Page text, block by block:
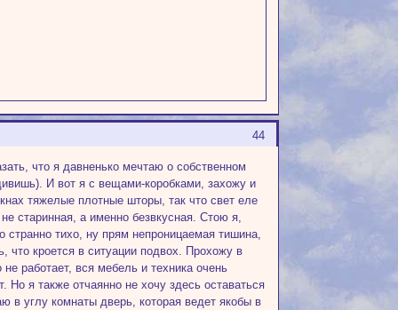
44
что я давненько мечтаю о собственном
И вот я с вещами-коробками, захожу и
тяжелые плотные шторы, так что свет еле
старинная, а именно безвкусная. Стою я,
тихо, ну прям непроницаемая тишина,
что кроется в ситуации подвох. Прохожу в
работает, вся мебель и техника очень
я также отчаянно не хочу здесь оставаться
в углу комнаты дверь, которая ведет якобы в